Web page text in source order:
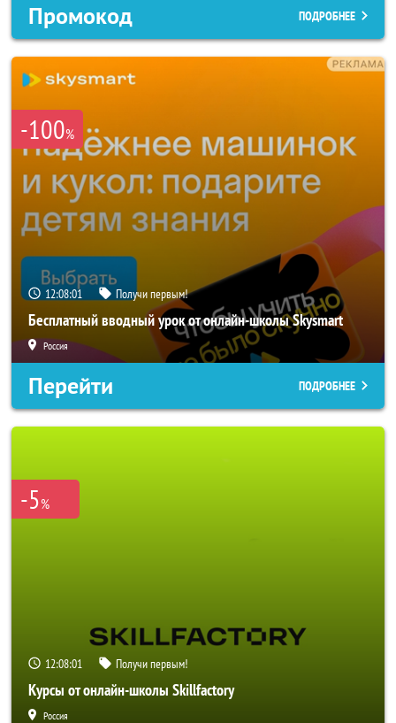
Промокод ПОДРОБНЕЕ
-100%
12:08:00 Получи первым!
Бесплатный вводный урок от онлайн-школы Skysmart
Россия
Перейти ПОДРОБНЕЕ
-5%
12:08:00 Получи первым!
Курсы от онлайн-школы Skillfactory
Россия